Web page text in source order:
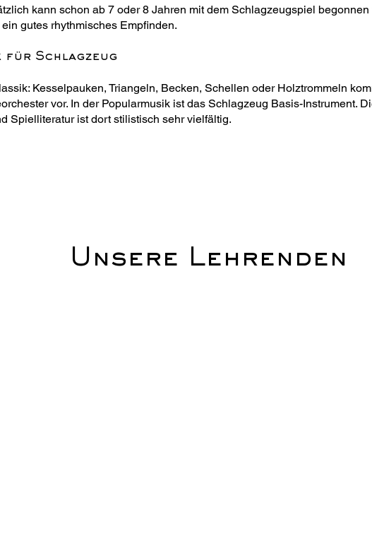
kann schon ab 7 oder 8 Jahren mit dem Schlagzeugspiel begonnen
gutes rhythmisches Empfinden.
für Schlagzeug
Kesselpauken, Triangeln, Becken, Schellen oder Holztrommeln
vor. In der Popularmusik ist das Schlagzeug Basis-Instrument.
Spielliteratur ist dort stilistisch sehr vielfältig.
Unsere Lehrenden